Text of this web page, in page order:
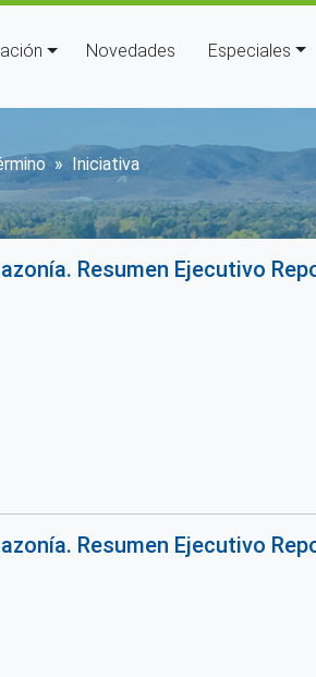
Novedades Especiales
de ayuda a
Iniciativa
Resumen Ejecutivo
Resumen Ejecutivo